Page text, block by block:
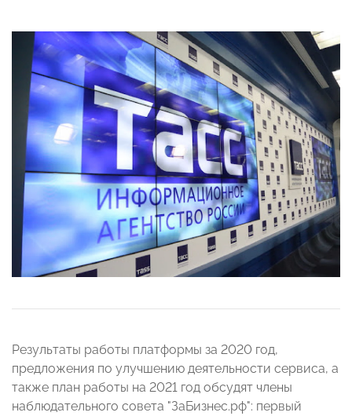
Результаты работы платформы за 2020 год,
предложения по улучшению деятельности сервиса, а
также план работы на 2021 год обсудят члены
наблюдательного совета "ЗаБизнес.рф": первый